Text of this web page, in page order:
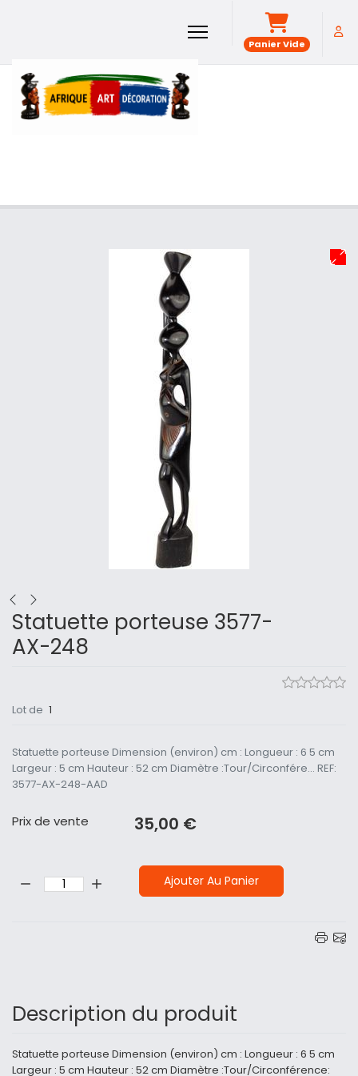
Panier Vide
Statuette porteuse 3577-
AX-248
Lot de 1
Statuette porteuse Dimension (environ) cm : Longueur : 6 5 cm
Largeur : 5 cm Hauteur : 52 cm Diamètre :Tour/Circonfére... REF:
3577-AX-248-AAD
Prix ​​de vente 35,00 €
Ajouter Au Panier
Description du produit
Statuette porteuse Dimension (environ) cm : Longueur : 6 5 cm
Largeur : 5 cm Hauteur : 52 cm Diamètre :Tour/Circonférence: